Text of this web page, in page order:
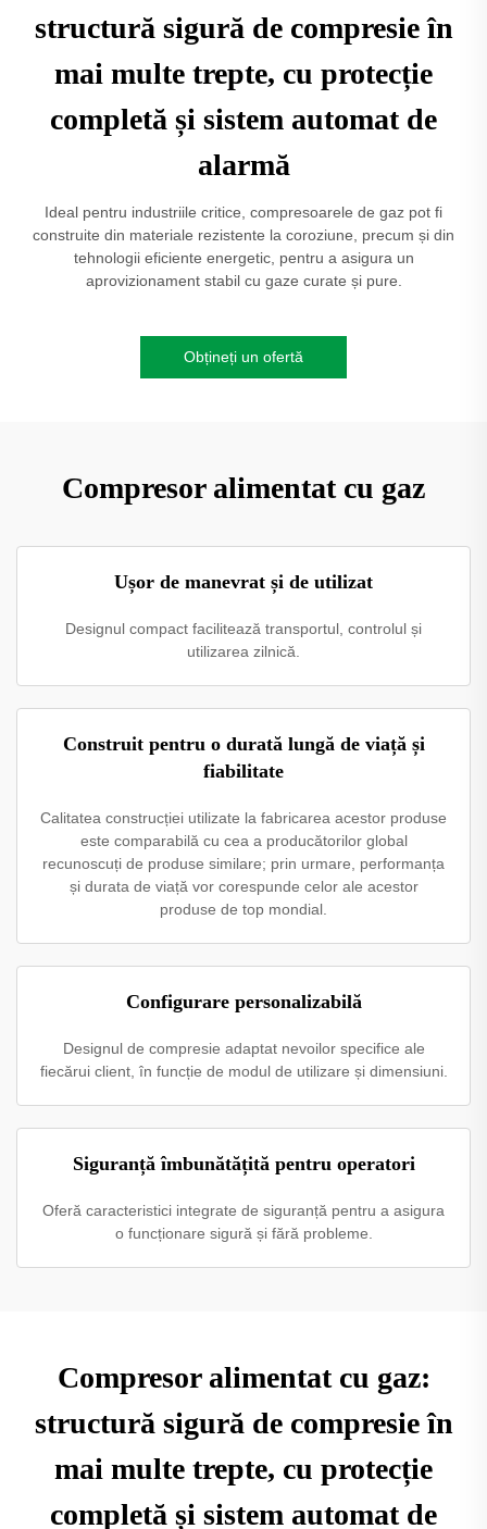
structură sigură de compresie în
mai multe trepte, cu protecție
completă și sistem automat de
alarmă
Ideal pentru industriile critice, compresoarele de gaz pot fi
construite din materiale rezistente la coroziune, precum și din
tehnologii eficiente energetic, pentru a asigura un
aprovizionament stabil cu gaze curate și pure.
Obțineți un ofertă
Compresor alimentat cu gaz
Ușor de manevrat și de utilizat
Designul compact facilitează transportul, controlul și
utilizarea zilnică.
Construit pentru o durată lungă de viață și
fiabilitate
Calitatea construcției utilizate la fabricarea acestor produse
este comparabilă cu cea a producătorilor global
recunoscuți de produse similare; prin urmare, performanța
și durata de viață vor corespunde celor ale acestor
produse de top mondial.
Configurare personalizabilă
Designul de compresie adaptat nevoilor specifice ale
fiecărui client, în funcție de modul de utilizare și dimensiuni.
Siguranță îmbunătățită pentru operatori
Oferă caracteristici integrate de siguranță pentru a asigura
o funcționare sigură și fără probleme.
Compresor alimentat cu gaz:
structură sigură de compresie în
mai multe trepte, cu protecție
completă și sistem automat de